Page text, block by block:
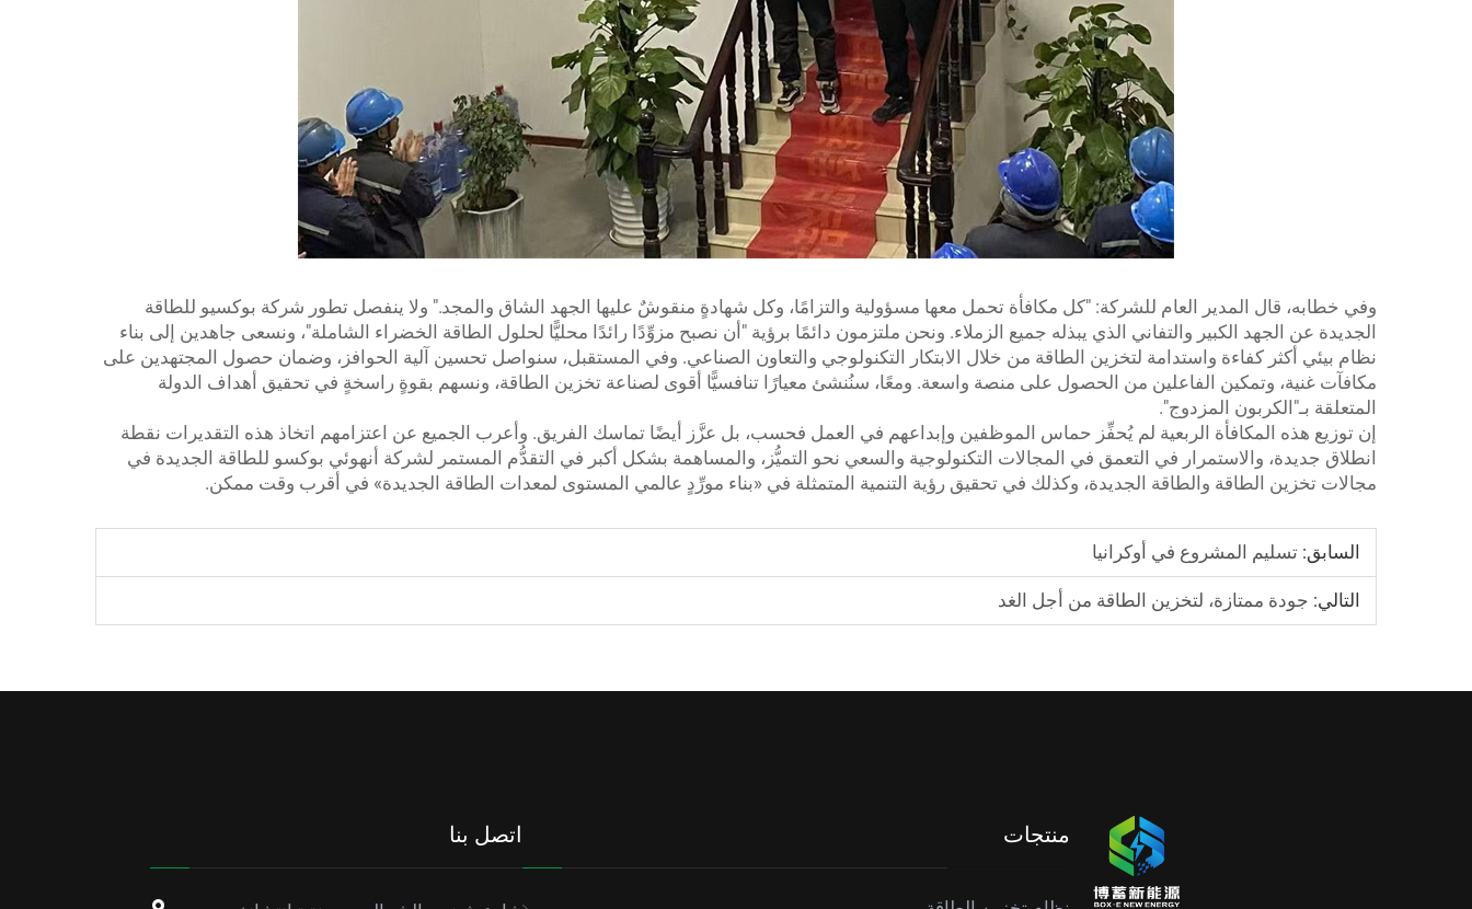
وفي خطابه، قال المدير العام للشركة: "كل مكافأة تحمل معها مسؤولية والتزامًا، وكل شهادةٍ منقوشٌ عليها الجهد الشاق والمجد." ولا ينفصل تطور شركة بوكسيو للطاقة
الجديدة عن الجهد الكبير والتفاني الذي يبذله جميع الزملاء. ونحن ملتزمون دائمًا برؤية "أن نصبح مزوِّدًا رائدًا محليًّا لحلول الطاقة الخضراء الشاملة"، ونسعى جاهدين إلى بناء
نظام بيئي أكثر كفاءة واستدامة لتخزين الطاقة من خلال الابتكار التكنولوجي والتعاون الصناعي. وفي المستقبل، سنواصل تحسين آلية الحوافز، وضمان حصول المجتهدين على
مكافآت غنية، وتمكين الفاعلين من الحصول على منصة واسعة. ومعًا، سنُنشئ معيارًا تنافسيًّا أقوى لصناعة تخزين الطاقة، ونسهم بقوةٍ راسخةٍ في تحقيق أهداف الدولة
المتعلقة بـ"الكربون المزدوج".
إن توزيع هذه المكافأة الربعية لم يُحفِّز حماس الموظفين وإبداعهم في العمل فحسب، بل عزَّز أيضًا تماسك الفريق. وأعرب الجميع عن اعتزامهم اتخاذ هذه التقديرات نقطة
انطلاق جديدة، والاستمرار في التعمق في المجالات التكنولوجية والسعي نحو التميُّز، والمساهمة بشكل أكبر في التقدُّم المستمر لشركة أنهوئي بوكسو للطاقة الجديدة في
مجالات تخزين الطاقة والطاقة الجديدة، وكذلك في تحقيق رؤية التنمية المتمثلة في «بناء مورِّدٍ عالمي المستوى لمعدات الطاقة الجديدة» في أقرب وقت ممكن.
السابق: تسليم المشروع في أوكرانيا
التالي: جودة ممتازة، لتخزين الطاقة من أجل الغد
منتجات اتصل بنا